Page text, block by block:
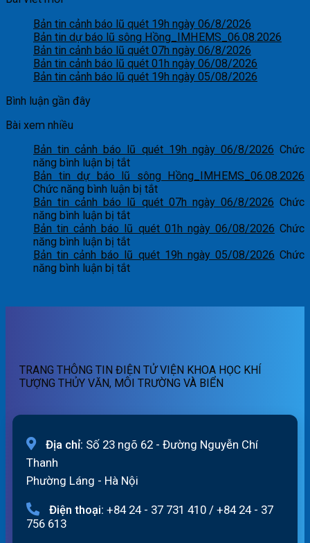
Bản tin cảnh báo lũ quét 19h ngày 06/8/2026
Bản tin dự báo lũ sông Hồng_IMHEMS_06.08.2026
Bản tin cảnh báo lũ quét 07h ngày 06/8/2026
Bản tin cảnh báo lũ quét 01h ngày 06/08/2026
Bản tin cảnh báo lũ quét 19h ngày 05/08/2026
Bình luận gần đây
Bài xem nhiều
Bản tin cảnh báo lũ quét 19h ngày 06/8/2026 Chức
năng bình luận bị tắtở
Bản
tin
cảnh
báo
lũ
quét
19h
ngày
Bản tin dự báo lũ sông Hồng_IMHEMS_06.08.2026
Chức năng bình luận bị tắtở
Bản
dự
lũ
Bản tin cảnh báo lũ quét 07h ngày 06/8/2026 Chức
năng bình luận bị tắtở
Bản
tin
cảnh
báo
07h
Bản tin cảnh báo lũ quét 01h ngày 06/08/2026 Chức
năng bình luận bị tắtở
Bản
tin
lũ
06/08/2026
Bản tin cảnh báo lũ quét 19h ngày 05/08/2026 Chức
năng bình luận bị tắtở
cảnh
ngày
05/08/2026
TRANG THÔNG TIN ĐIỆN TỬ VIỆN KHOA HỌC KHÍ
TƯỢNG THỦY VĂN, MÔI TRƯỜNG VÀ BIỂN
Địa chỉ: Số 23 ngõ 62 - Đường Nguyễn Chí
Thanh
Phường Láng - Hà Nội
Điện thoại: +84 24 - 37 731 410 / +84 24 - 37
756 613